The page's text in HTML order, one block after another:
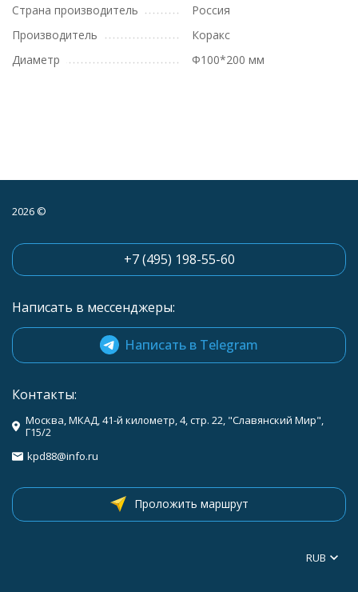
Страна производитель
Россия
Производитель
Коракс
Диаметр
Ф100*200 мм
2026 ©
+7 (495) 198-55-60
Написать в мессенджеры:
Написать в Telegram
Контакты:
Москва, МКАД, 41-й километр, 4, стр. 22, "Славянский Мир",
Г15/2
kpd88@info.ru
Проложить маршрут
RUB